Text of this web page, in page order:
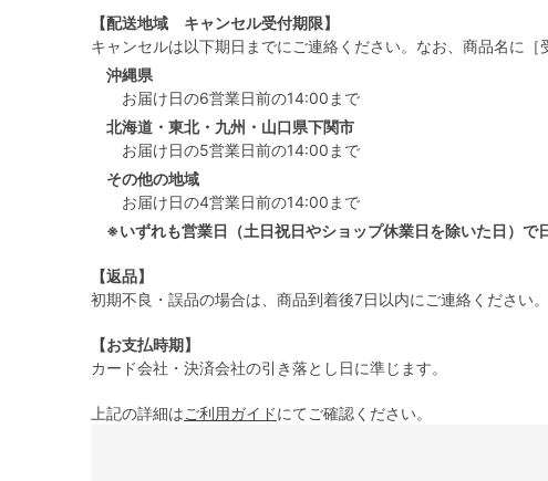
【配送地域 キャンセル受付期限】
キャンセルは以下期日までにご連絡ください。なお、商品名に
沖縄県
お届け日の6営業日前の14:00まで
北海道・東北・九州・山口県下関市
お届け日の5営業日前の14:00まで
その他の地域
お届け日の4営業日前の14:00まで
※いずれも営業日（土日祝日やショップ休業日を除いた日）で
【返品】
初期不良・誤品の場合は、商品到着後7日以内にご連絡ください
【お支払時期】
カード会社・決済会社の引き落とし日に準じます。
上記の詳細はご利用ガイドにてご確認ください。